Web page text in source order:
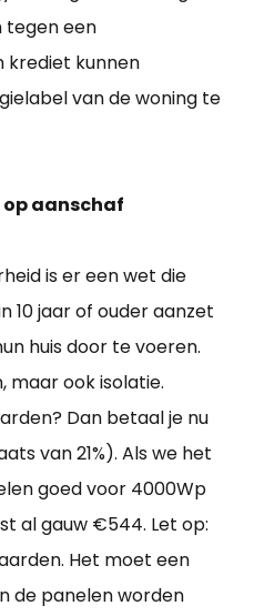
tegen een
krediet kunnen
van de woning te
aanschaf
is er een wet die
10 jaar of ouder aanzet
huis door te voeren.
maar ook isolatie.
Dan betaal je nu
van 21%). Als we het
goed voor 4000Wp
al gauw €544. Let op:
Het moet een
de panelen worden